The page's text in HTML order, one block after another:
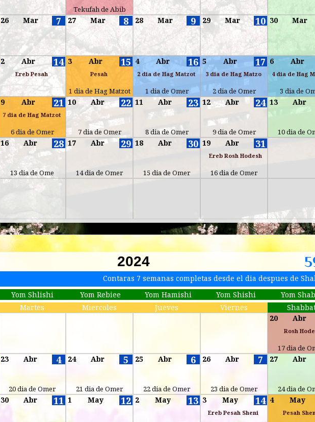
Tekufah de Abib
26 Mar 7 27 Mar 8 28 Mar 9 29 Mar 10 30 Mar
2 Abr 14
Ereb Pesah
3 Abr 15
Pesah
1 dia de Hag Matzot
4 Abr 16
2 dia de Hag Matzot
1 dia de Omer
5 Abr 17
3 dia de Hag Matzo
2 dia de Omer
6 Abr
4 dia de Hag
3 dia de
9 Abr 21
7 dia de Hag Matzot
6 dia de Omer
10 Abr 22
7 dia de Omer
11 Abr 23
8 dia de Omer
12 Abr 24
9 dia de Omer
13 Abr
10 dia de
16 Abr 28
13 dia de Ome
17 Abr 29
14 dia de Omer
18 Abr 30
15 dia de Omer
19 Abr 31
Ereb Rosh Hodesh
16 dia de Omer
2024
Contaras 7 semanas completas desde el dia despues de
Yom Shlishi Yom Rebiee Yom Hamishi Yom Shishi Yom
Martes Miercoles Jueves Viernes
20
Abr
Rosh
17 dia de
23 Abr 4
20 dia de Omer
24 Abr 5
21 dia de Omer
25 Abr 6
22 dia de Omer
26 Abr 7
23 dia de Omer
27 Abr
24 dia de
30 Abr 11 1 May 12 2 May 13 3 May 14
Ereb Pesah Sheni
4 May
Pesah